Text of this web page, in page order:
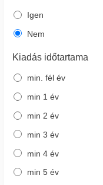
Igen
Nem
Kiadás időtartama
min. fél év
min 1 év
min 2 év
min 3 év
min 4 év
min 5 év